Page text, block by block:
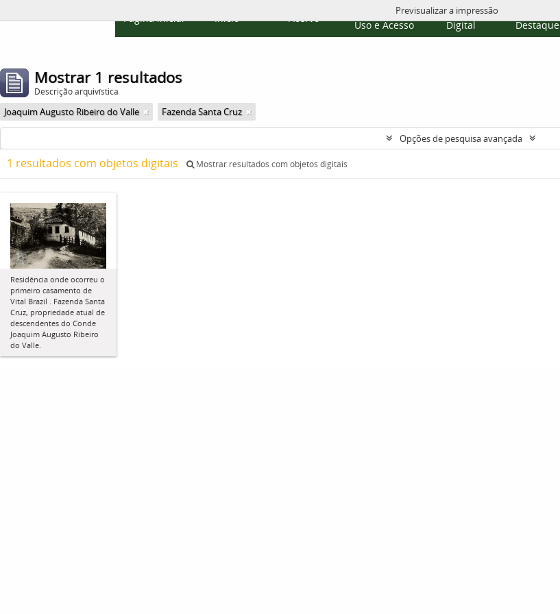
Página inicial Início Acervo
Políticas de
Uso e Acesso
Repositório
Digital
Destaque
Previsualizar a impressão
Mostrar 1 resultados
Descrição arquivística
Joaquim Augusto Ribeiro do Valle Fazenda Santa Cruz
Opções de pesquisa avançada
1 resultados com objetos digitais Mostrar resultados com objetos digitais
Residência onde ocorreu o
primeiro casamento de
Vital Brazil . Fazenda Santa
Cruz, propriedade atual de
descendentes do Conde
Joaquim Augusto Ribeiro
do Valle.